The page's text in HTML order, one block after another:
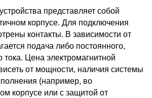
представляет собой
корпусе. Для подключения
контакты. В зависимости от
подача либо постоянного,
тока. Цена электромагнитной
от мощности, наличия системы
(например, во
корпусе или с защитой от